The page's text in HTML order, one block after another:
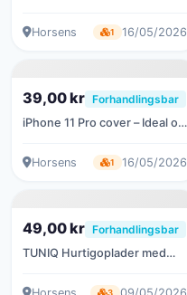
Horsens
1 16/05/2026
39,00 kr Forhandlingsbar
iPhone 11 Pro cover – Ideal of
Horsens
1 16/05/2026
49,00 kr Forhandlingsbar
TUNIQ Hurtigoplader med
3